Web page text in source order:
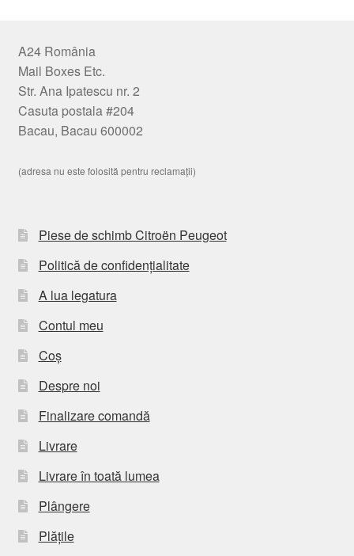
A24 România
Mail Boxes Etc.
Str. Ana Ipatescu nr. 2
Casuta postala #204
Bacau, Bacau 600002
(adresa nu este folosită pentru reclamații)
Piese de schimb Citroën Peugeot
Politică de confidențialitate
A lua legatura
Contul meu
Coș
Despre noi
Finalizare comandă
Livrare
Livrare în toată lumea
Plângere
Plățile